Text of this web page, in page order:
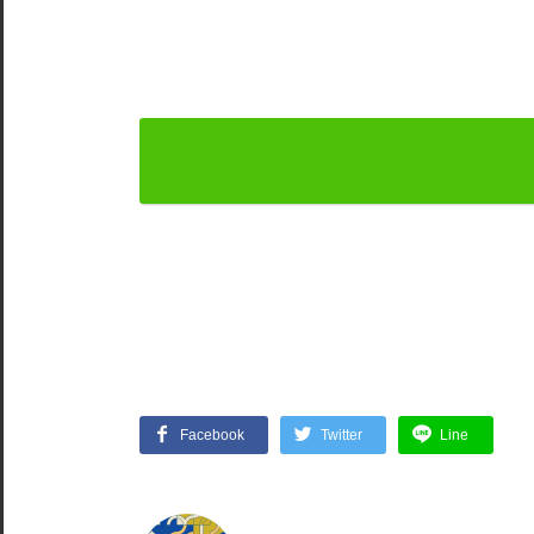
Facebook Twitter Line